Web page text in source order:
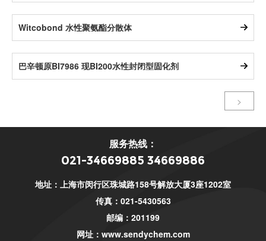
Witcobond 水性聚氨酯分散体
巴辛顿原BI7986 现BI200水性封闭型固化剂
>
服务热线：
021-34669885 34669886
地址：上海市闵行区珠城路158号解放大厦3座1202室
传真：021-5430563
邮编：201199
网址： www.sendychem.com